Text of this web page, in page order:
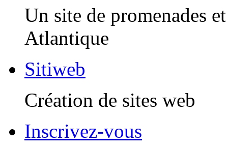
Un site de promenades
Atlantique
Sitiweb
Création de sites web
Inscrivez-vous